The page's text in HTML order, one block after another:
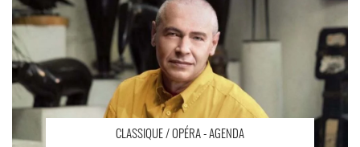
CLASSIQUE / OPÉRA - AGENDA
- Critique sortie Classique / Opéra Paris Salle Gaveau